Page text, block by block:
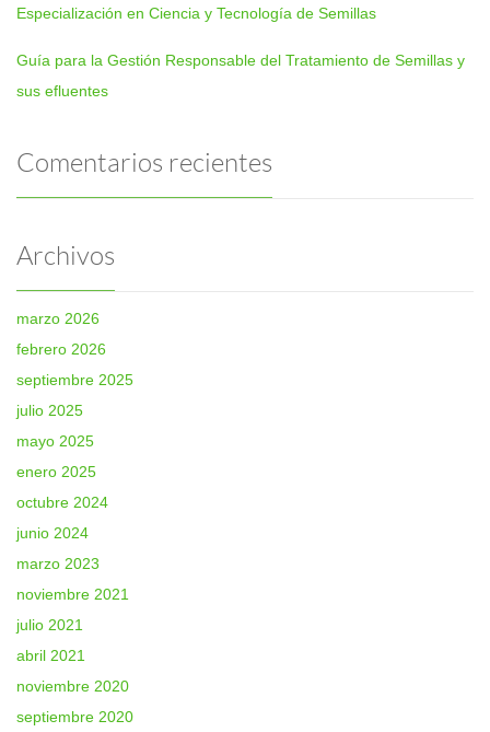
Especialización en Ciencia y Tecnología de Semillas
Guía para la Gestión Responsable del Tratamiento de Semillas y
sus efluentes
Comentarios recientes
Archivos
marzo 2026
febrero 2026
septiembre 2025
julio 2025
mayo 2025
enero 2025
octubre 2024
junio 2024
marzo 2023
noviembre 2021
julio 2021
abril 2021
noviembre 2020
septiembre 2020